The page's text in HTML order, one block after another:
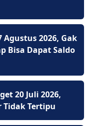
Agustus 2026, Gak
Bisa Dapat Saldo
20 Juli 2026,
Tidak Tertipu